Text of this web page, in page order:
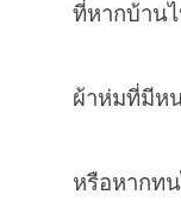
ที่หากบ้านไหน
ผ้าห่มที่มีหนาไ
หรือหากทนไม่